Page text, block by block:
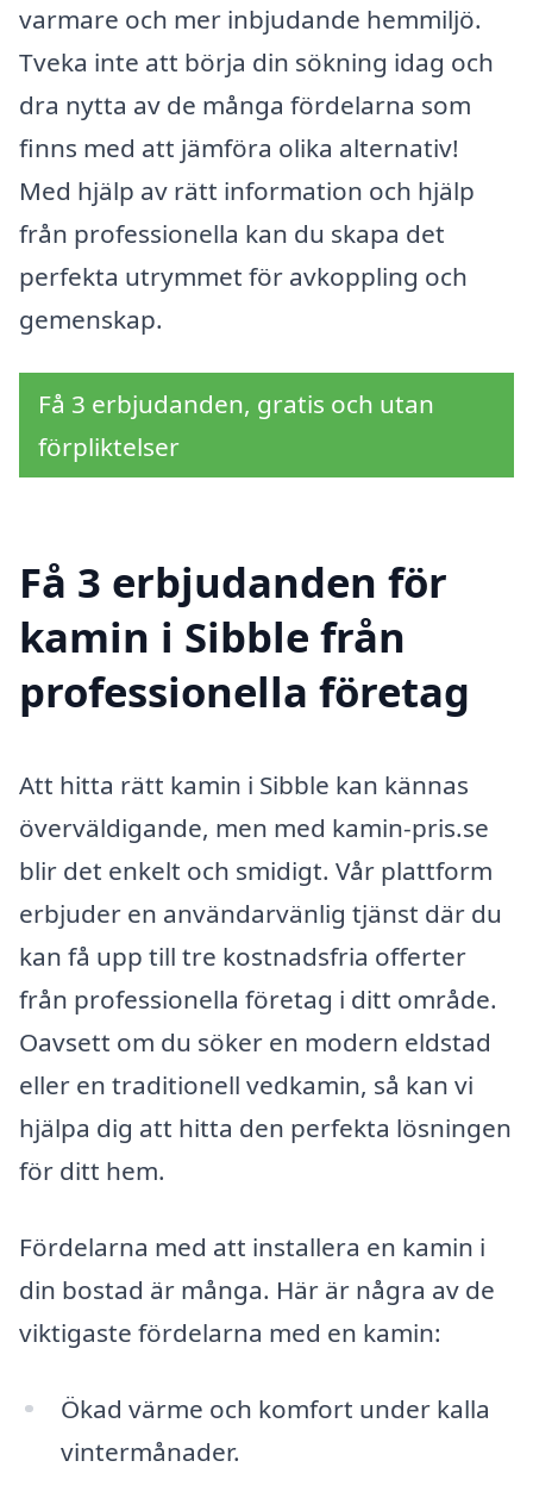
varmare och mer inbjudande hemmiljö.
Tveka inte att börja din sökning idag och
dra nytta av de många fördelarna som
finns med att jämföra olika alternativ!
Med hjälp av rätt information och hjälp
från professionella kan du skapa det
perfekta utrymmet för avkoppling och
gemenskap.
Få 3 erbjudanden, gratis och utan
förpliktelser
Få 3 erbjudanden för
kamin i Sibble från
professionella företag
Att hitta rätt kamin i Sibble kan kännas
överväldigande, men med kamin-pris.se
blir det enkelt och smidigt. Vår plattform
erbjuder en användarvänlig tjänst där du
kan få upp till tre kostnadsfria offerter
från professionella företag i ditt område.
Oavsett om du söker en modern eldstad
eller en traditionell vedkamin, så kan vi
hjälpa dig att hitta den perfekta lösningen
för ditt hem.
Fördelarna med att installera en kamin i
din bostad är många. Här är några av de
viktigaste fördelarna med en kamin:
Ökad värme och komfort under kalla
vintermånader.